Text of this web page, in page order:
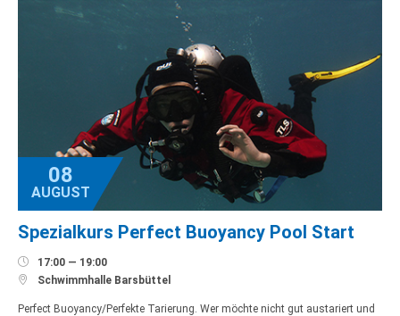
08
AUGUST
Spezialkurs Perfect Buoyancy Pool Start
 17:00 — 19:00
 Schwimmhalle Barsbüttel
Perfect Buoyancy/Perfekte Tarierung. Wer möchte nicht gut austariert und